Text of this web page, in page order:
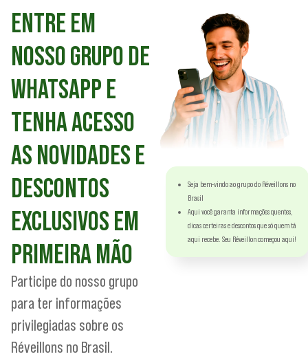
ENTRE EM
NOSSO GRUPO DE
WHATSAPP E
TENHA ACESSO
AS NOVIDADES E
DESCONTOS
EXCLUSIVOS EM
PRIMEIRA MÃO
Participe do nosso grupo
para ter informações
privilegiadas sobre os
Réveillons no Brasil.
Seja bem-vindo ao grupo do Réveillons no
Brasil
Aqui você garanta informações quentes,
dicas certeiras e descontos que só quem tá
aqui recebe. Seu Réveillon começou aqui!